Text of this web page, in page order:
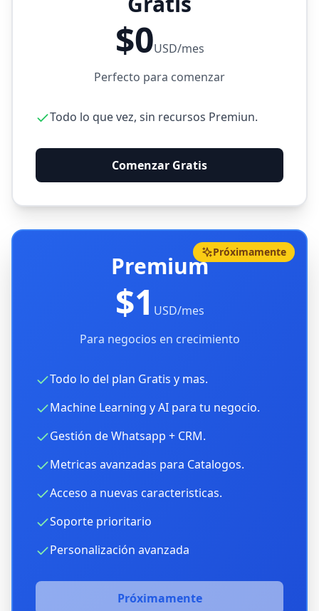
$0USD/mes
Perfecto para comenzar
Todo lo que vez, sin recursos Premiun.
Comenzar Gratis
Próximamente
Premium
$1 USD/mes
Para negocios en crecimiento
Todo lo del plan Gratis y mas.
Machine Learning y AI para tu negocio.
Gestión de Whatsapp + CRM.
Metricas avanzadas para Catalogos.
Acceso a nuevas caracteristicas.
Soporte prioritario
Personalización avanzada
Próximamente